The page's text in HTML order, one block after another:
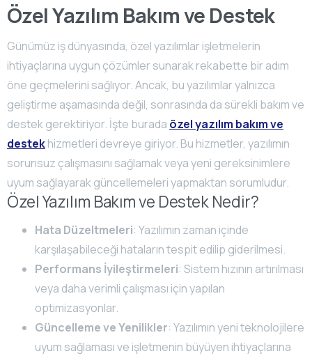
Özel Yazılım Bakım ve Destek
Günümüz iş dünyasında, özel yazılımlar işletmelerin
ihtiyaçlarına uygun çözümler sunarak rekabette bir adım
öne geçmelerini sağlıyor. Ancak, bu yazılımlar yalnızca
geliştirme aşamasında değil, sonrasında da sürekli bakım ve
destek gerektiriyor. İşte burada özel yazılım bakım ve
destekhizmetleri devreye giriyor. Bu hizmetler, yazılımın
sorunsuz çalışmasını sağlamak veya yeni gereksinimlere
uyum sağlayarak güncellemeleri yapmaktan sorumludur.
Özel Yazılım Bakım ve Destek Nedir?
Hata Düzeltmeleri: Yazılımın zaman içinde
karşılaşabileceği hataların tespit edilip giderilmesi.
Performans İyileştirmeleri: Sistem hızının artırılması
veya daha verimli çalışması için yapılan
optimizasyonlar.
Güncelleme ve Yenilikler: Yazılımın yeni teknolojilere
uyum sağlaması ve işletmenin büyüyen ihtiyaçlarına